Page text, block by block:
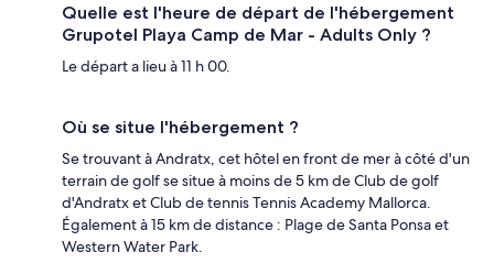
Quelle est l'heure de départ de l'hébergement
Grupotel Playa Camp de Mar - Adults Only ?
Le départ a lieu à 11 h 00.
Où se situe l'hébergement ?
Se trouvant à Andratx, cet hôtel en front de mer à côté d'un
terrain de golf se situe à moins de 5 km de Club de golf
d'Andratx et Club de tennis Tennis Academy Mallorca.
Également à 15 km de distance : Plage de Santa Ponsa et
Western Water Park.